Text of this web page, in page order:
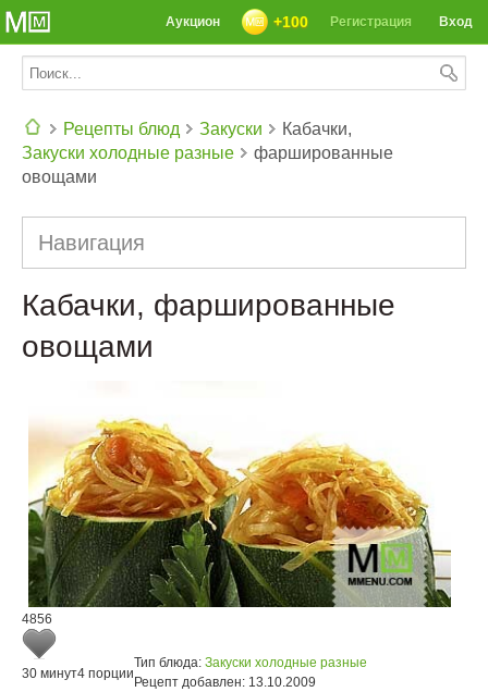
Вход
Регистрация
+100
Аукцион
Рецепты блюд
Закуски
Закуски холодные разные
Кабачки,
фаршированные
овощами
Навигация
Кабачки, фаршированные
овощами
4856
30 минут4 порции
Тип блюда: Закуски холодные разные
Рецепт добавлен: 13.10.2009